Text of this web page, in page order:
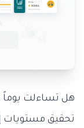
هل تساءلت يوماً
تحقيق مستويات